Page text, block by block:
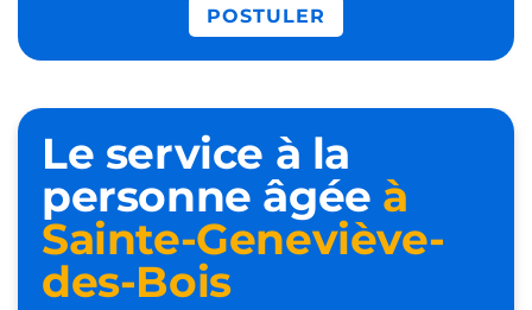
POSTULER
Le service à la
personne âgée à
Sainte-Geneviève-
des-Bois